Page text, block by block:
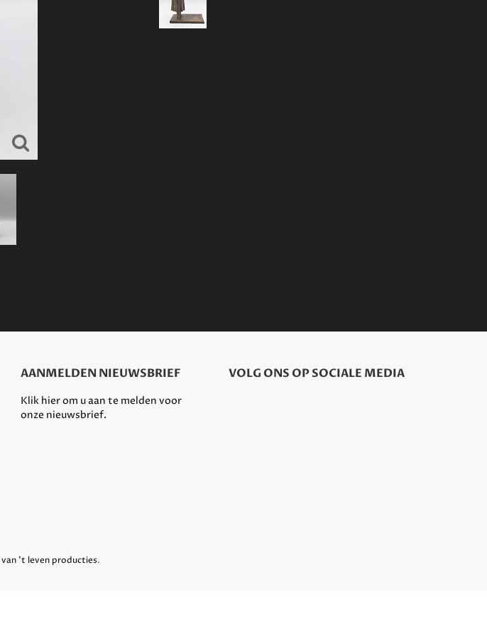
AANMELDEN NIEUWSBRIEF
Klik hier om u aan te melden voor
onze nieuwsbrief.
VOLG ONS OP SOCIALE MEDIA
van 't leven producties.